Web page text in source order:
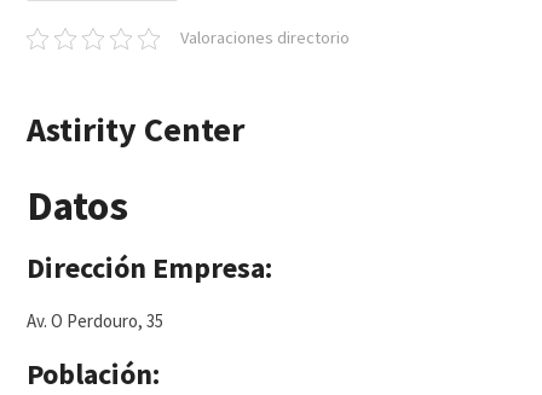
Valoraciones directorio
Astirity Center
Datos
Dirección Empresa:
Av. O Perdouro, 35
Población: